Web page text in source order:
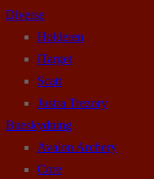
Diverse
Holderen
iTarget
Scatt
Justra Trezory
Bueskydning
Avalon Archery
Core